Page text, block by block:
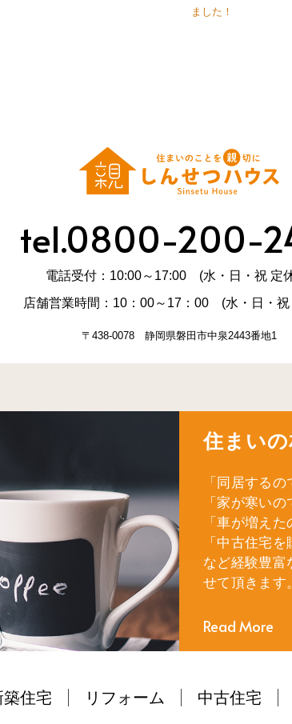
ました！
tel.0800-200-
電話受付：10:00～17:00 (水・日・祝 定
店舗営業時間：10：00～17：00 (水・日・祝
〒438-0078 静岡県磐田市中泉2443番地1
住まい
「同居する
「家が寒い
「車が増え
「中古住宅
など経験豊富
せて頂きます。
Read More
築住宅 リフォーム 中古住宅